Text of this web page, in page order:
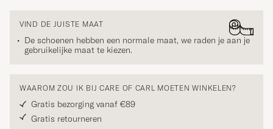
VIND DE JUISTE MAAT
De schoenen hebben een normale maat, we raden je aan je
gebruikelijke maat te kiezen.
WAAROM ZOU IK BIJ CARE OF CARL MOETEN WINKELEN?
Gratis bezorging vanaf €89
Gratis retourneren